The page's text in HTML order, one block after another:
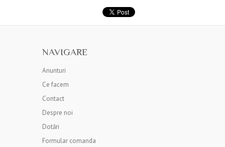
NAVIGARE
Anunturi
Ce facem
Contact
Despre noi
Dotări
Formular comanda